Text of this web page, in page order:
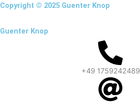
Copyright © 2025 Guenter Knop
Guenter Knop
+49 1759242489